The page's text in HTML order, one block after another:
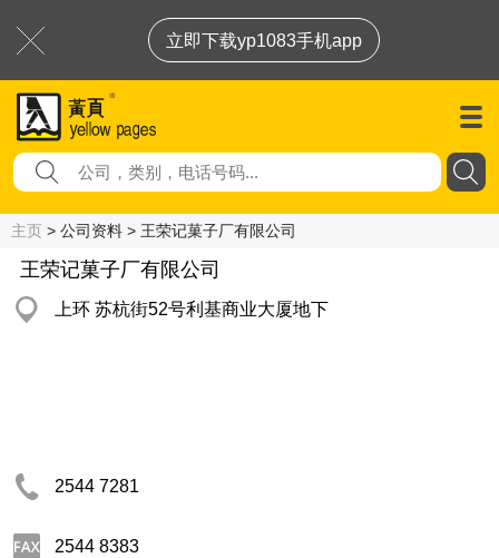
立即下载yp1083手机app
主页 > 公司资料 > 王荣记菓子厂有限公司
王荣记菓子厂有限公司
上环 苏杭街52号利基商业大厦地下
2544 7281
2544 8383